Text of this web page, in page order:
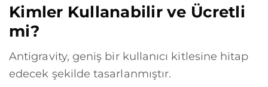
Kimler Kullanabilir ve Ücretli
mi?
Antigravity, geniş bir kullanıcı kitlesine hitap
edecek şekilde tasarlanmıştır.